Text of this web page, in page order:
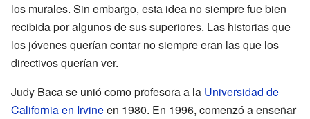
los murales. Sin embargo, esta idea no siempre fue bien
recibida por algunos de sus superiores. Las historias que
los jóvenes querían contar no siempre eran las que los
directivos querían ver.
Judy Baca se unió como profesora a la Universidad de
California en Irvineen 1980. En 1996, comenzó a enseñar